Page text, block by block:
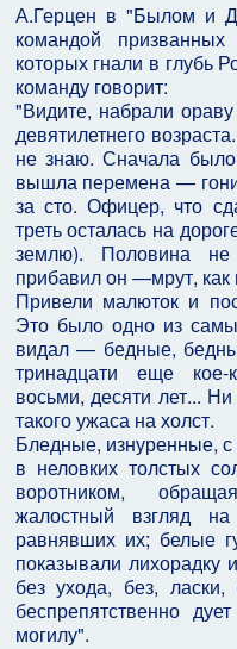
А.Герцен в "Былом и
командой
которых гнали в глубь
команду говорит:
"Видите, набрали
девятилетнего
не знаю. Сначала
вышла перемена —
за сто. Офицер, что
треть осталась на
землю). Половина
прибавил он —мрут, как
Привели малюток и
Это было одно из
видал — бедные,
тринадцати еще
восьми, десяти лет...
такого ужаса на холст.
Бледные, изнуренные,
в неловких толстых
воротником,
жалостный взгляд
равнявших их; белые
показывали лихорадку
без ухода, без,
беспрепятственно
могилу".